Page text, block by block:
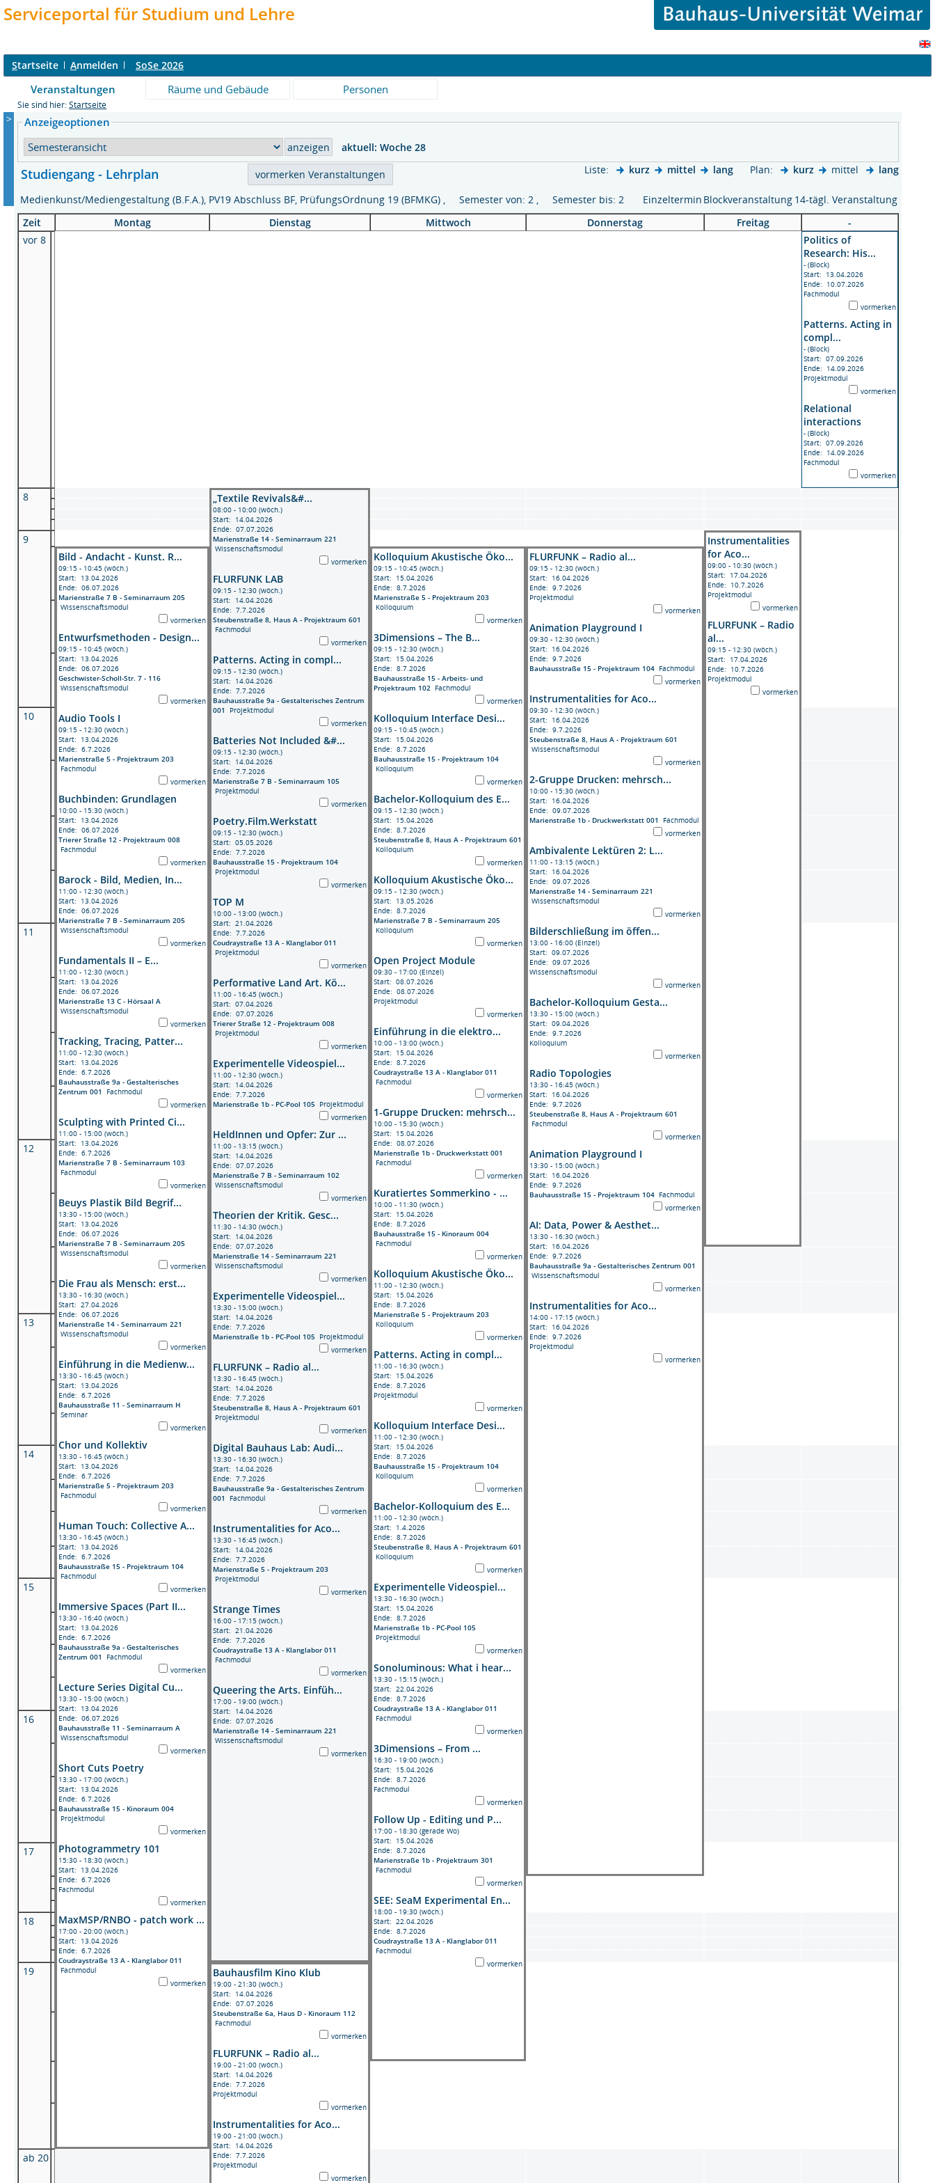
Serviceportal für Studium und Lehre
Startseite Anmelden SoSe 2026
Veranstaltungen Räume und Gebäude Personen
Sie sind hier: Startseite
> Anzeigeoptionen
aktuell: Woche 28
Studiengang - Lehrplan Liste: kurz mittel lang Plan: kurz mittel lang
Medienkunst/Mediengestaltung (B.F.A.), PV19 Abschluss BF, PrüfungsOrdnung 19 (BFMKG) , Semester von: 2 , Semester bis: 2 Einzeltermin Blockveranstaltung 14-tägl. Veranstaltung
Zeit
Montag Dienstag Mittwoch Donnerstag Freitag
-
vor 8
Politics of
Research: His...
- (Block)
Start: 13.04.2026
Ende: 10.07.2026
Fachmodul
vormerken
Patterns. Acting in
compl...
- (Block)
Start: 07.09.2026
Ende: 14.09.2026
Projektmodul
vormerken
Relational
interactions
- (Block)
Start: 07.09.2026
Ende: 14.09.2026
Fachmodul
vormerken
8 „Textile Revivals&#...
08:00 - 10:00 (wöch.)
Start: 14.04.2026
Ende: 07.07.2026
Marienstraße 14 - Seminarraum 221
Wissenschaftsmodul
vormerken
FLURFUNK LAB
09:15 - 12:30 (wöch.)
Start: 14.04.2026
Ende: 7.7.2026
Steubenstraße 8, Haus A - Projektraum 601
Fachmodul
vormerken
Patterns. Acting in compl...
09:15 - 12:30 (wöch.)
Start: 14.04.2026
Ende: 7.7.2026
Bauhausstraße 9a - Gestalterisches Zentrum
001
Projektmodul
vormerken
Batteries Not Included &#...
09:15 - 12:30 (wöch.)
Start: 14.04.2026
Ende: 7.7.2026
Marienstraße 7 B - Seminarraum 105
Projektmodul
vormerken
Poetry.Film.Werkstatt
09:15 - 12:30 (wöch.)
Start: 05.05.2026
Ende: 7.7.2026
Bauhausstraße 15 - Projektraum 104
Projektmodul
vormerken
TOP M
10:00 - 13:00 (wöch.)
Start: 21.04.2026
Ende: 7.7.2026
Coudraystraße 13 A - Klanglabor 011
Projektmodul
vormerken
Performative Land Art. Kö...
11:00 - 16:45 (wöch.)
Start: 07.04.2026
Ende: 07.07.2026
Trierer Straße 12 - Projektraum 008
Projektmodul
vormerken
Experimentelle Videospiel...
11:00 - 12:30 (wöch.)
Start: 14.04.2026
Ende: 7.7.2026
Marienstraße 1b - PC-Pool 105Projektmodul
vormerken
HeldInnen und Opfer: Zur ...
11:00 - 13:15 (wöch.)
Start: 14.04.2026
Ende: 07.07.2026
Marienstraße 7 B - Seminarraum 102
Wissenschaftsmodul
vormerken
Theorien der Kritik. Gesc...
11:30 - 14:30 (wöch.)
Start: 14.04.2026
Ende: 07.07.2026
Marienstraße 14 - Seminarraum 221
Wissenschaftsmodul
vormerken
Experimentelle Videospiel...
13:30 - 15:00 (wöch.)
Start: 14.04.2026
Ende: 7.7.2026
Marienstraße 1b - PC-Pool 105Projektmodul
vormerken
FLURFUNK – Radio al...
13:30 - 16:45 (wöch.)
Start: 14.04.2026
Ende: 7.7.2026
Steubenstraße 8, Haus A - Projektraum 601
Projektmodul
vormerken
Digital Bauhaus Lab: Audi...
13:30 - 16:30 (wöch.)
Start: 14.04.2026
Ende: 7.7.2026
Bauhausstraße 9a - Gestalterisches Zentrum
001
Fachmodul
vormerken
Instrumentalities for Aco...
13:30 - 16:45 (wöch.)
Start: 14.04.2026
Ende: 7.7.2026
Marienstraße 5 - Projektraum 203
Projektmodul
vormerken
Strange Times
16:00 - 17:15 (wöch.)
Start: 21.04.2026
Ende: 7.7.2026
Coudraystraße 13 A - Klanglabor 011
Fachmodul
vormerken
Queering the Arts. Einfüh...
17:00 - 19:00 (wöch.)
Start: 14.04.2026
Ende: 07.07.2026
Marienstraße 14 - Seminarraum 221
Wissenschaftsmodul
vormerken
9
Instrumentalities
for Aco...
09:00 - 10:30 (wöch.)
Start: 17.04.2026
Ende: 10.7.2026
Projektmodul
vormerken
FLURFUNK – Radio
al...
09:15 - 12:30 (wöch.)
Start: 17.04.2026
Ende: 10.7.2026
Projektmodul
vormerken
Bild - Andacht - Kunst. R...
09:15 - 10:45 (wöch.)
Start: 13.04.2026
Ende: 06.07.2026
Marienstraße 7 B - Seminarraum 205
Wissenschaftsmodul
vormerken
Entwurfsmethoden - Design...
09:15 - 10:45 (wöch.)
Start: 13.04.2026
Ende: 06.07.2026
Geschwister-Scholl-Str. 7 - 116
Wissenschaftsmodul
vormerken
Audio Tools I
09:15 - 12:30 (wöch.)
Start: 13.04.2026
Ende: 6.7.2026
Marienstraße 5 - Projektraum 203
Fachmodul
vormerken
Buchbinden: Grundlagen
10:00 - 15:30 (wöch.)
Start: 13.04.2026
Ende: 06.07.2026
Trierer Straße 12 - Projektraum 008
Fachmodul
vormerken
Barock - Bild, Medien, In...
11:00 - 12:30 (wöch.)
Start: 13.04.2026
Ende: 06.07.2026
Marienstraße 7 B - Seminarraum 205
Wissenschaftsmodul
vormerken
Fundamentals II – E...
11:00 - 12:30 (wöch.)
Start: 13.04.2026
Ende: 06.07.2026
Marienstraße 13 C - Hörsaal A
Wissenschaftsmodul
vormerken
Tracking, Tracing, Patter...
11:00 - 12:30 (wöch.)
Start: 13.04.2026
Ende: 6.7.2026
Bauhausstraße 9a - Gestalterisches
Zentrum 001
Fachmodul
vormerken
Sculpting with Printed Ci...
11:00 - 15:00 (wöch.)
Start: 13.04.2026
Ende: 6.7.2026
Marienstraße 7 B - Seminarraum 103
Fachmodul
vormerken
Beuys Plastik Bild Begrif...
13:30 - 15:00 (wöch.)
Start: 13.04.2026
Ende: 06.07.2026
Marienstraße 7 B - Seminarraum 205
Wissenschaftsmodul
vormerken
Die Frau als Mensch: erst...
13:30 - 16:30 (wöch.)
Start: 27.04.2026
Ende: 06.07.2026
Marienstraße 14 - Seminarraum 221
Wissenschaftsmodul
vormerken
Einführung in die Medienw...
13:30 - 16:45 (wöch.)
Start: 13.04.2026
Ende: 6.7.2026
Bauhausstraße 11 - Seminarraum H
Seminar
vormerken
Chor und Kollektiv
13:30 - 16:45 (wöch.)
Start: 13.04.2026
Ende: 6.7.2026
Marienstraße 5 - Projektraum 203
Fachmodul
vormerken
Human Touch: Collective A...
13:30 - 16:45 (wöch.)
Start: 13.04.2026
Ende: 6.7.2026
Bauhausstraße 15 - Projektraum 104
Fachmodul
vormerken
Immersive Spaces (Part II...
13:30 - 16:40 (wöch.)
Start: 13.04.2026
Ende: 6.7.2026
Bauhausstraße 9a - Gestalterisches
Zentrum 001
Fachmodul
vormerken
Lecture Series Digital Cu...
13:30 - 15:00 (wöch.)
Start: 13.04.2026
Ende: 06.07.2026
Bauhausstraße 11 - Seminarraum A
Wissenschaftsmodul
vormerken
Short Cuts Poetry
13:30 - 17:00 (wöch.)
Start: 13.04.2026
Ende: 6.7.2026
Bauhausstraße 15 - Kinoraum 004
Projektmodul
vormerken
Photogrammetry 101
15:30 - 18:30 (wöch.)
Start: 13.04.2026
Ende: 6.7.2026
Fachmodul
vormerken
MaxMSP/RNBO - patch work ...
17:00 - 20:00 (wöch.)
Start: 13.04.2026
Ende: 6.7.2026
Coudraystraße 13 A - Klanglabor 011
Fachmodul
vormerken
Kolloquium Akustische Öko...
09:15 - 10:45 (wöch.)
Start: 15.04.2026
Ende: 8.7.2026
Marienstraße 5 - Projektraum 203
Kolloquium
vormerken
3Dimensions – The B...
09:15 - 12:30 (wöch.)
Start: 15.04.2026
Ende: 8.7.2026
Bauhausstraße 15 - Arbeits- und
Projektraum 102 Fachmodul
vormerken
Kolloquium Interface Desi...
09:15 - 10:45 (wöch.)
Start: 15.04.2026
Ende: 8.7.2026
Bauhausstraße 15 - Projektraum 104
Kolloquium
vormerken
Bachelor-Kolloquium des E...
09:15 - 12:30 (wöch.)
Start: 15.04.2026
Ende: 8.7.2026
Steubenstraße 8, Haus A - Projektraum 601
Kolloquium
vormerken
Kolloquium Akustische Öko...
09:15 - 12:30 (wöch.)
Start: 13.05.2026
Ende: 8.7.2026
Marienstraße 7 B - Seminarraum 205
Kolloquium
vormerken
Open Project Module
09:30 - 17:00 (Einzel)
Start: 08.07.2026
Ende: 08.07.2026
Projektmodul
vormerken
Einführung in die elektro...
10:00 - 13:00 (wöch.)
Start: 15.04.2026
Ende: 8.7.2026
Coudraystraße 13 A - Klanglabor 011
Fachmodul
vormerken
1-Gruppe Drucken: mehrsch...
10:00 - 15:30 (wöch.)
Start: 15.04.2026
Ende: 08.07.2026
Marienstraße 1b - Druckwerkstatt 001
Fachmodul
vormerken
Kuratiertes Sommerkino - ...
10:00 - 11:30 (wöch.)
Start: 15.04.2026
Ende: 8.7.2026
Bauhausstraße 15 - Kinoraum 004
Fachmodul
vormerken
Kolloquium Akustische Öko...
11:00 - 12:30 (wöch.)
Start: 15.04.2026
Ende: 8.7.2026
Marienstraße 5 - Projektraum 203
Kolloquium
vormerken
Patterns. Acting in compl...
11:00 - 16:30 (wöch.)
Start: 15.04.2026
Ende: 8.7.2026
Projektmodul
vormerken
Kolloquium Interface Desi...
11:00 - 12:30 (wöch.)
Start: 15.04.2026
Ende: 8.7.2026
Bauhausstraße 15 - Projektraum 104
Kolloquium
vormerken
Bachelor-Kolloquium des E...
11:00 - 12:30 (wöch.)
Start: 1.4.2026
Ende: 8.7.2026
Steubenstraße 8, Haus A - Projektraum 601
Kolloquium
vormerken
Experimentelle Videospiel...
13:30 - 16:30 (wöch.)
Start: 15.04.2026
Ende: 8.7.2026
Marienstraße 1b - PC-Pool 105
Projektmodul
vormerken
Sonoluminous: What i hear...
13:30 - 15:15 (wöch.)
Start: 22.04.2026
Ende: 8.7.2026
Coudraystraße 13 A - Klanglabor 011
Fachmodul
vormerken
3Dimensions – From ...
16:30 - 19:00 (wöch.)
Start: 15.04.2026
Ende: 8.7.2026
Fachmodul
vormerken
Follow Up - Editing und P...
17:00 - 18:30 (gerade Wo)
Start: 15.04.2026
Ende: 8.7.2026
Marienstraße 1b - Projektraum 301
Fachmodul
vormerken
SEE: SeaM Experimental En...
18:00 - 19:30 (wöch.)
Start: 22.04.2026
Ende: 8.7.2026
Coudraystraße 13 A - Klanglabor 011
Fachmodul
vormerken
FLURFUNK – Radio al...
09:15 - 12:30 (wöch.)
Start: 16.04.2026
Ende: 9.7.2026
Projektmodul
vormerken
Animation Playground I
09:30 - 12:30 (wöch.)
Start: 16.04.2026
Ende: 9.7.2026
Bauhausstraße 15 - Projektraum 104Fachmodul
vormerken
Instrumentalities for Aco...
09:30 - 12:30 (wöch.)
Start: 16.04.2026
Ende: 9.7.2026
Steubenstraße 8, Haus A - Projektraum 601
Wissenschaftsmodul
vormerken
2-Gruppe Drucken: mehrsch...
10:00 - 15:30 (wöch.)
Start: 16.04.2026
Ende: 09.07.2026
Marienstraße 1b - Druckwerkstatt 001
Fachmodul
vormerken
Ambivalente Lektüren 2: L...
11:00 - 13:15 (wöch.)
Start: 16.04.2026
Ende: 09.07.2026
Marienstraße 14 - Seminarraum 221
Wissenschaftsmodul
vormerken
Bilderschließung im öffen...
13:00 - 16:00 (Einzel)
Start: 09.07.2026
Ende: 09.07.2026
Wissenschaftsmodul
vormerken
Bachelor-Kolloquium Gesta...
13:30 - 15:00 (wöch.)
Start: 09.04.2026
Ende: 9.7.2026
Kolloquium
vormerken
Radio Topologies
13:30 - 16:45 (wöch.)
Start: 16.04.2026
Ende: 9.7.2026
Steubenstraße 8, Haus A - Projektraum 601
Fachmodul
vormerken
Animation Playground I
13:30 - 15:00 (wöch.)
Start: 16.04.2026
Ende: 9.7.2026
Bauhausstraße 15 - Projektraum 104Fachmodul
vormerken
AI: Data, Power & Aesthet...
13:30 - 16:30 (wöch.)
Start: 16.04.2026
Ende: 9.7.2026
Bauhausstraße 9a - Gestalterisches Zentrum 001
Wissenschaftsmodul
vormerken
Instrumentalities for Aco...
14:00 - 17:15 (wöch.)
Start: 16.04.2026
Ende: 9.7.2026
Projektmodul
vormerken
10
11
12
13
14
15
16
17
18
19 Bauhausfilm Kino Klub
19:00 - 21:30 (wöch.)
Start: 14.04.2026
Ende: 07.07.2026
Steubenstraße 6a, Haus D - Kinoraum 112
Fachmodul
vormerken
FLURFUNK – Radio al...
19:00 - 21:00 (wöch.)
Start: 14.04.2026
Ende: 7.7.2026
Projektmodul
vormerken
Instrumentalities for Aco...
19:00 - 21:00 (wöch.)
Start: 14.04.2026
Ende: 7.7.2026
Projektmodul
vormerken
ab 20